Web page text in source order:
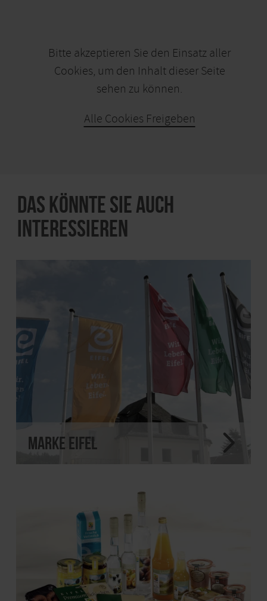
Bitte akzeptieren Sie den Einsatz aller
Cookies, um den Inhalt dieser Seite
sehen zu können.
Alle Cookies Freigeben
Das könnte Sie auch
interessieren
MARKE EIFEL